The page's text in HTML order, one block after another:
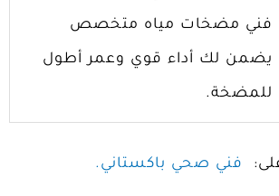
فني مضخات مياه متخصص
يضمن لك أداء قوي وعمر أطول
للمضخة.
فني صحي باكستاني.